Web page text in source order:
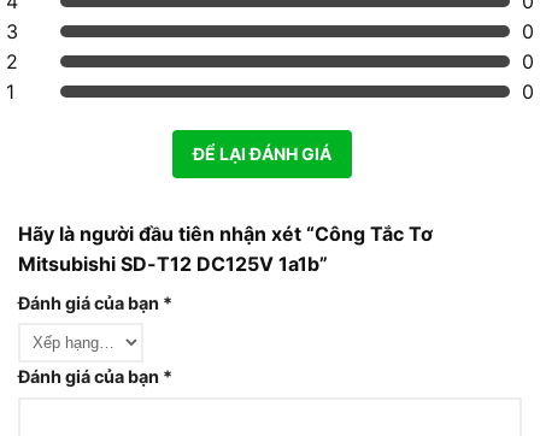
3
0
2
0
1
0
ĐỂ LẠI ĐÁNH GIÁ
Hãy là người đầu tiên nhận xét “Công Tắc Tơ
Mitsubishi SD-T12 DC125V 1a1b”
Đánh giá của bạn *
Đánh giá của bạn *